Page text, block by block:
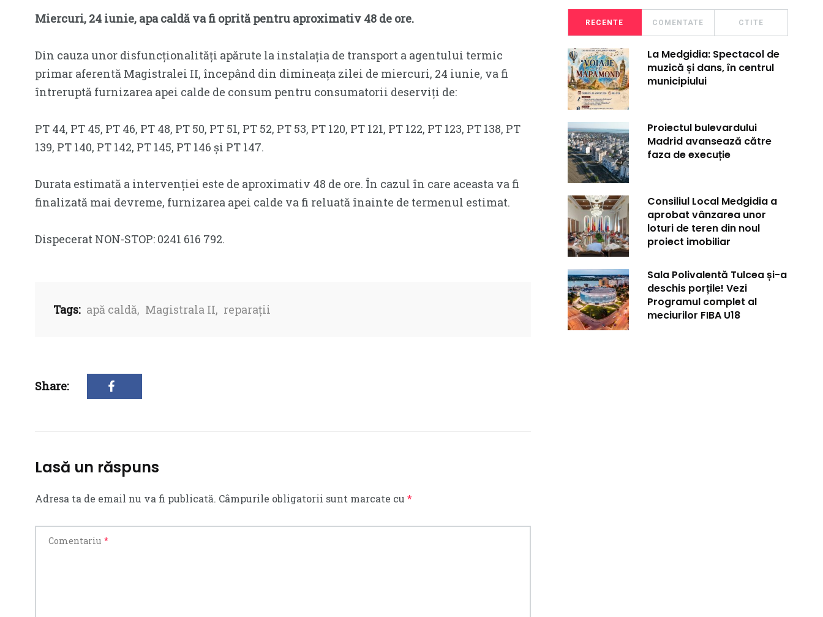
Miercuri, 24 iunie, apa caldă va fi oprită pentru aproximativ 48 de ore.
Din cauza unor disfuncționalități apărute la instalația de transport a agentului termic
primar aferentă Magistralei II, începând din dimineața zilei de miercuri, 24 iunie, va fi
întreruptă furnizarea apei calde de consum pentru consumatorii deserviți de:
PT 44, PT 45, PT 46, PT 48, PT 50, PT 51, PT 52, PT 53, PT 120, PT 121, PT 122, PT 123, PT 138, PT
139, PT 140, PT 142, PT 145, PT 146 și PT 147.
Durata estimată a intervenției este de aproximativ 48 de ore. În cazul în care aceasta va fi
finalizată mai devreme, furnizarea apei calde va fi reluată înainte de termenul estimat.
Dispecerat NON-STOP: 0241 616 792.
Tags: apă caldă, Magistrala II, reparații
Share:
Lasă un răspuns
Adresa ta de email nu va fi publicată. Câmpurile obligatorii sunt marcate cu *
Comentariu *
RECENTE COMENTATE CTITE
La Medgidia: Spectacol de
muzică și dans, în centrul
municipiului
Proiectul bulevardului
Madrid avansează către
faza de execuție
Consiliul Local Medgidia a
aprobat vânzarea unor
loturi de teren din noul
proiect imobiliar
Sala Polivalentă Tulcea și-a
deschis porțile! Vezi
Programul complet al
meciurilor FIBA U18